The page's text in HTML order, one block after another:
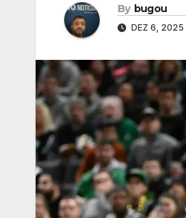
By bugou
DEZ 6, 2025